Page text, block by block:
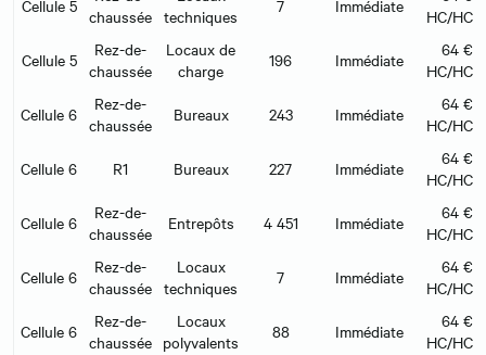
Cellule 5 chaussée techniques
7 Immédiate
HC/HC/
Cellule 5
Rez-de-
chaussée
Locaux de
charge
196 Immédiate
64 €/
HC/HC/
Cellule 6
Rez-de-
chaussée
Bureaux 243 Immédiate
64 €/
HC/HC/
Cellule 6
R1 Bureaux 227 Immédiate
64 €/
HC/HC/
Cellule 6
Rez-de-
chaussée
Entrepôts 4 451 Immédiate
64 €/
HC/HC/
Cellule 6
Rez-de-
chaussée
Locaux
techniques
7 Immédiate
64 €/
HC/HC/
Cellule 6
Rez-de-
chaussée
Locaux
polyvalents
88 Immédiate
64 €/
HC/HC/